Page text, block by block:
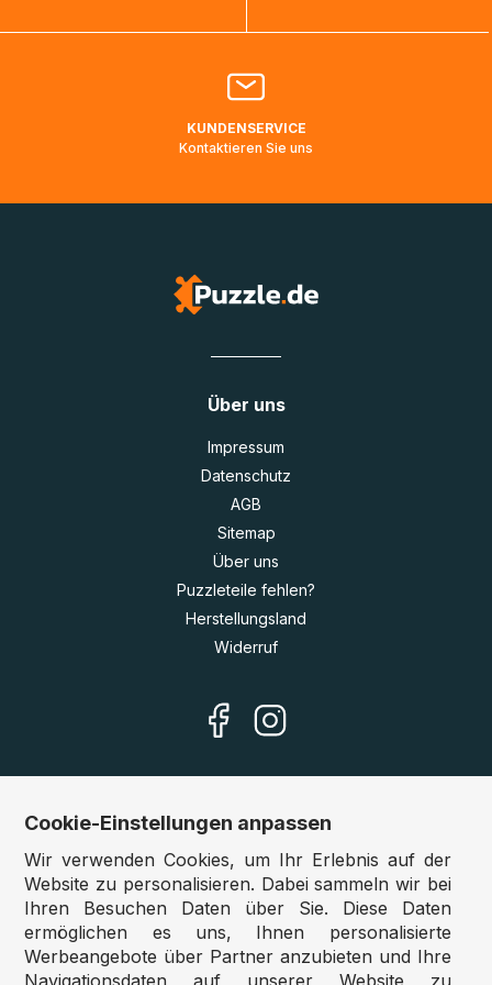
Bitte kontaktieren Sie denKundenservicefalls Ihr Paket
Lieferadressen in Deutschland oder Europa mehrere Tage
KUNDENSERVICE
Kontaktieren Sie uns
Über uns
Impressum
Datenschutz
AGB
Sitemap
Über uns
Puzzleteile fehlen?
Herstellungsland
Widerruf
Unsere Shops
Deutschland:www.puzzle.de
Österreich:
www.puzzle.at
Belgien:www.puzzle.be
Großbritannien:www.jigsawpuzzle.co.uk
Cookie-Einstellungen anpassen
Wir verwenden Cookies, um Ihr Erlebnis auf der
Website zu personalisieren. Dabei sammeln wir bei
Ihren Besuchen Daten über Sie. Diese Daten
ermöglichen es uns, Ihnen personalisierte
Werbeangebote über Partner anzubieten und Ihre
Navigationsdaten auf unserer Website zu